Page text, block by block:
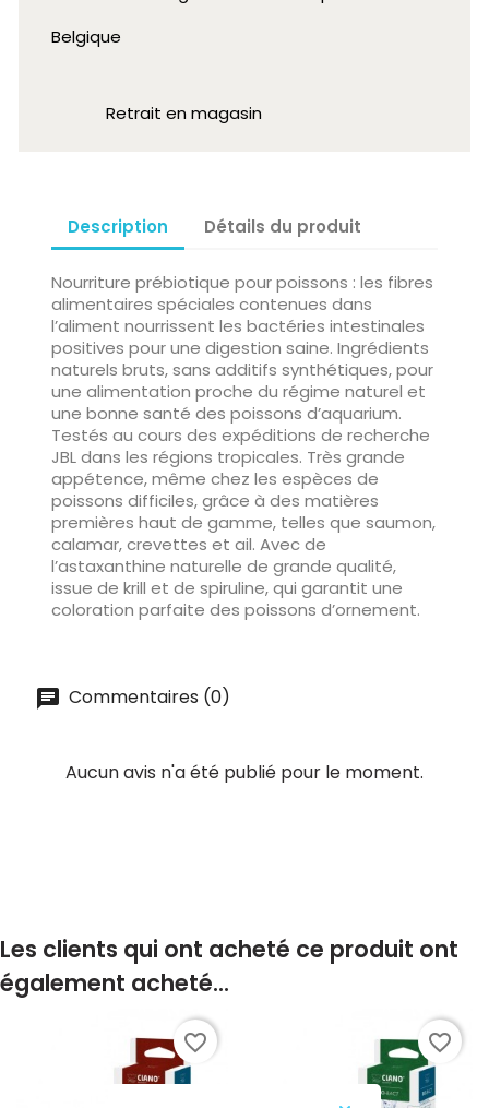
Belgique
Retrait en magasin
Description Détails du produit
Nourriture prébiotique pour poissons : les fibres
alimentaires spéciales contenues dans
l’aliment nourrissent les bactéries intestinales
positives pour une digestion saine. Ingrédients
naturels bruts, sans additifs synthétiques, pour
une alimentation proche du régime naturel et
une bonne santé des poissons d’aquarium.
Testés au cours des expéditions de recherche
JBL dans les régions tropicales. Très grande
appétence, même chez les espèces de
poissons difficiles, grâce à des matières
premières haut de gamme, telles que saumon,
calamar, crevettes et ail. Avec de
l’astaxanthine naturelle de grande qualité,
issue de krill et de spiruline, qui garantit une
coloration parfaite des poissons d’ornement.
Commentaires (0)
Aucun avis n'a été publié pour le moment.
Les clients qui ont acheté ce produit ont
également acheté...
favorite_border favorite_border